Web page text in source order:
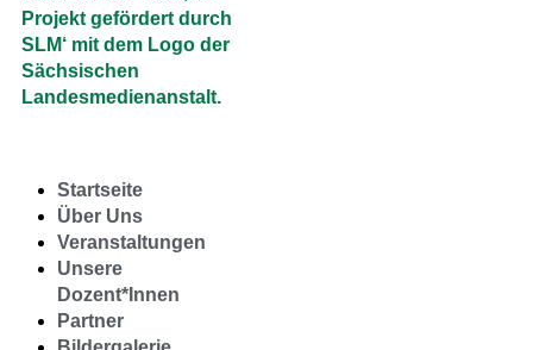
Startseite
Über Uns
Veranstaltungen
Unsere
Dozent*Innen
Partner